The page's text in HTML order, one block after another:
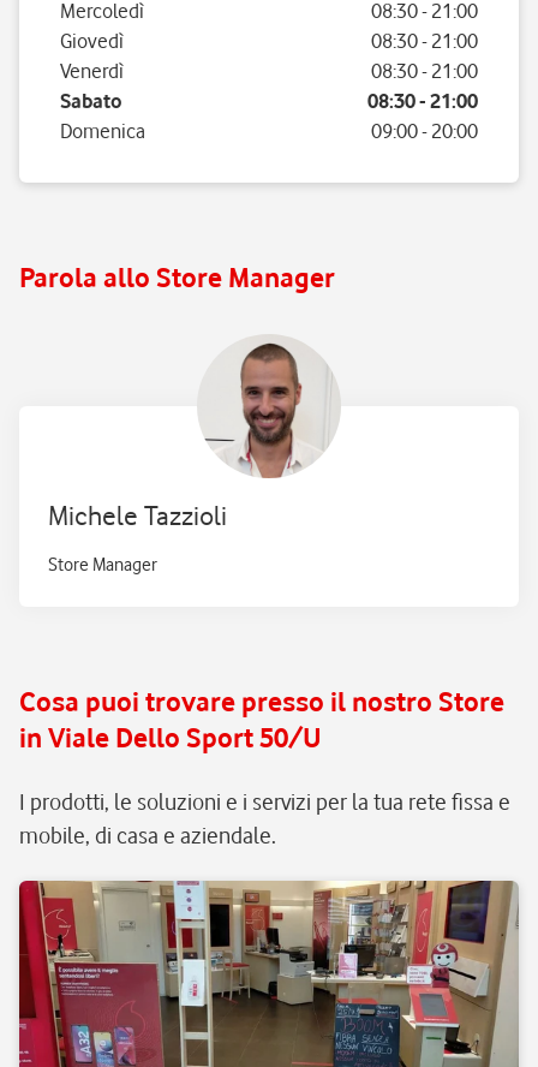
Mercoledì 08:30- 21:00
Giovedì
08:30- 21:00
Venerdì
08:30- 21:00
Sabato
08:30- 21:00
Domenica
09:00- 20:00
Parola allo Store Manager
Michele Tazzioli
Store Manager
Cosa puoi trovare presso il nostro Store
in Viale Dello Sport 50/U
I prodotti, le soluzioni e i servizi per la tua rete fissa e
mobile, di casa e aziendale.